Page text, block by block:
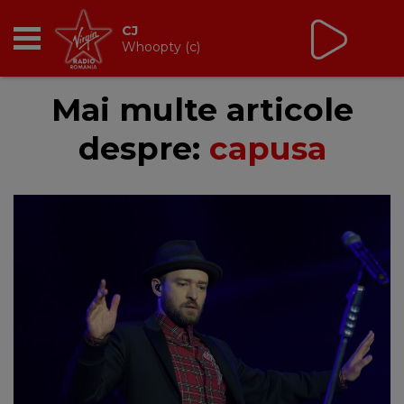
RADIO
BREAKFAST
TIC TALK
DANCEFLOOR CHART
RADIO ACADEMY
CJ
Whoopty (c)
Mai multe articole
despre: capusa